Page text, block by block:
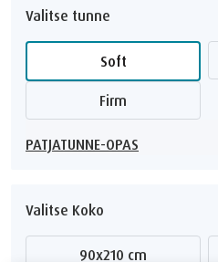
Valitse tunne
Soft
Firm
PATJATUNNE-OPAS
Valitse Koko
90x210 cm